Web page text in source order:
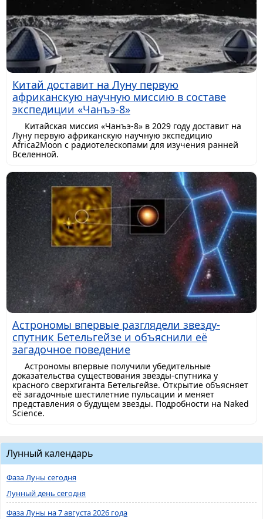
Китай доставит на Луну первую
африканскую научную миссию в составе
экспедиции «Чанъэ-8»
Китайская миссия «Чанъэ-8» в 2029 году доставит на
Луну первую африканскую научную экспедицию
Africa2Moon с радиотелескопами для изучения ранней
Вселенной.
Астрономы впервые разглядели звезду-
спутник Бетельгейзе и объяснили её
загадочное поведение
Астрономы впервые получили убедительные
доказательства существования звезды-спутника у
красного сверхгиганта Бетельгейзе. Открытие объясняет
её загадочные шестилетние пульсации и меняет
представления о будущем звезды. Подробности на Naked
Science.
Лунный календарь
Фаза Луны сегодня
Лунный день сегодня
Фаза Луны на 7 августа 2026 года